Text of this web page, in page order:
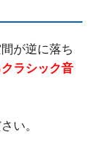
が逆に落ち
ラシック音
い。